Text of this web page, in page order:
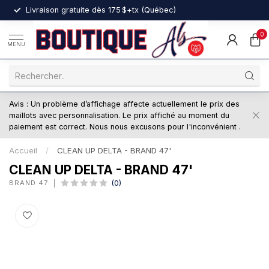
Livraison gratuite dès 175 $+tx (Québec)
MENU
0
Avis : Un problème d’affichage affecte actuellement le prix des
maillots avec personnalisation. Le prix affiché au moment du
paiement est correct. Nous nous excusons pour l'inconvénient .
Accueil / CLEAN UP DELTA - BRAND 47'
CLEAN UP DELTA - BRAND 47'
BRAND 47 (0)